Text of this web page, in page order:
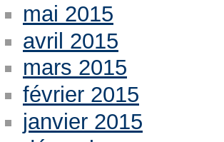
mai 2015
avril 2015
mars 2015
février 2015
janvier 2015